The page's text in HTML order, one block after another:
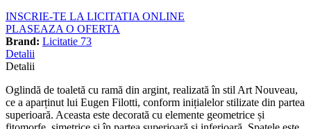
INSCRIE-TE LA LICITATIA ONLINE
PLASEAZA O OFERTA
Brand: Licitatie 73
Detalii
Detalii
Oglindă de toaletă cu ramă din argint, realizată în stil Art Nouveau,
ce a aparținut lui Eugen Filotti, conform inițialelor stilizate din partea
superioară. Aceasta este decorată cu elemente geometrice și